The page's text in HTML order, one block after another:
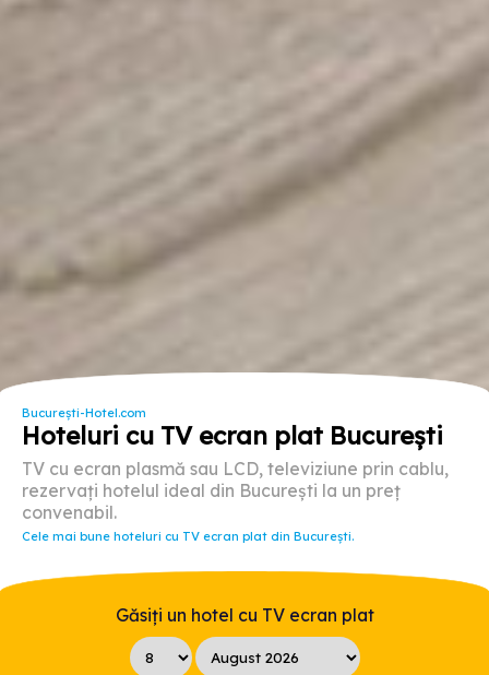
București-Hotel.com
Hoteluri cu TV ecran plat București
TV cu ecran plasmă sau LCD, televiziune prin cablu,
rezervați hotelul ideal din București la un preț
convenabil.
Cele mai bune hoteluri cu TV ecran plat din București.
Găsiți un hotel cu TV ecran plat